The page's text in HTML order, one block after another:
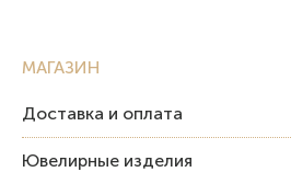
МАГАЗИН
Доставка и оплата
Ювелирные изделия